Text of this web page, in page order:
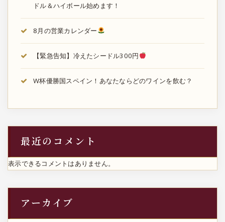
ドル＆ハイボール始めます！
8月の営業カレンダー
【緊急告知】冷えたシードル300円
W杯優勝国スペイン！あなたならどのワインを飲む？
最近のコメント
表示できるコメントはありません。
アーカイブ